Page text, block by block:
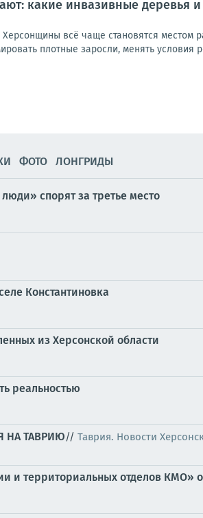
какие инвазивные деревья
всё чаще становятся местом
плотные заросли, менять условия
ФОТО ЛОНГРИДЫ
спорят за третье место
Константиновка
из Херсонской области
реальностью
НА ТАВРИЮ// Таврия. Новости
и территориальных отделов